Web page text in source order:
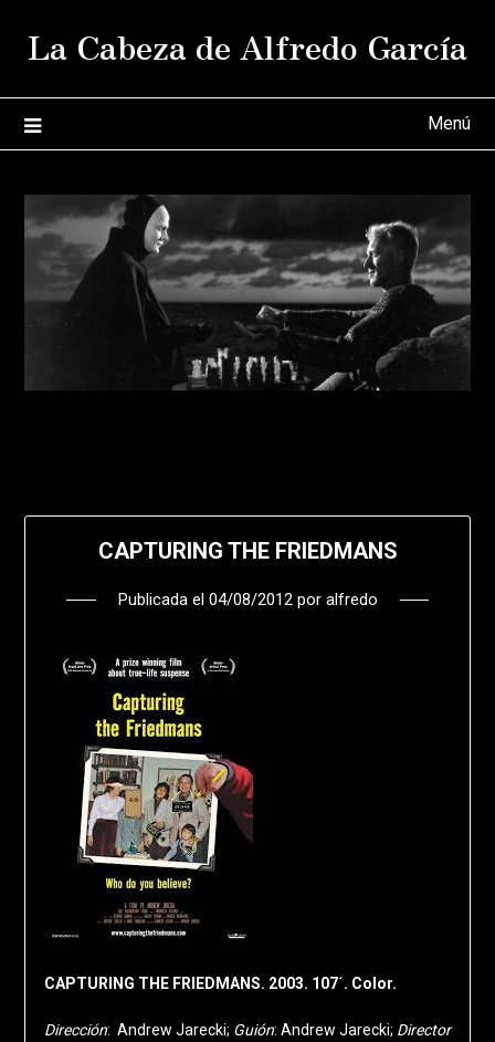
La Cabeza de Alfredo García
Menú
CAPTURING THE FRIEDMANS
Publicada el 04/08/2012por alfredo
CAPTURING THE FRIEDMANS. 2003. 107´. Color.
Dirección: Andrew Jarecki; Guión: Andrew Jarecki; Director